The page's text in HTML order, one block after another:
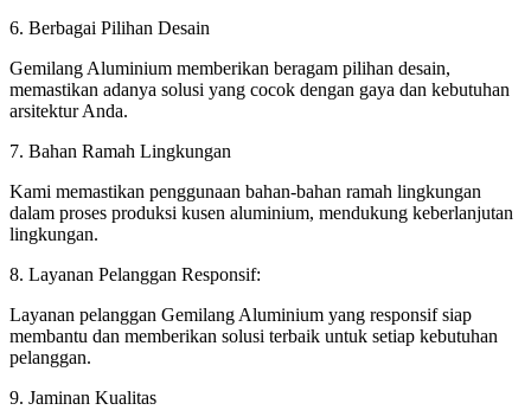
6. Berbagai Pilihan Desain
Gemilang Aluminium memberikan beragam pilihan desain,
memastikan adanya solusi yang cocok dengan gaya dan kebutuhan
arsitektur Anda.
7. Bahan Ramah Lingkungan
Kami memastikan penggunaan bahan-bahan ramah lingkungan
dalam proses produksi kusen aluminium, mendukung keberlanjutan
lingkungan.
8. Layanan Pelanggan Responsif:
Layanan pelanggan Gemilang Aluminium yang responsif siap
membantu dan memberikan solusi terbaik untuk setiap kebutuhan
pelanggan.
9. Jaminan Kualitas